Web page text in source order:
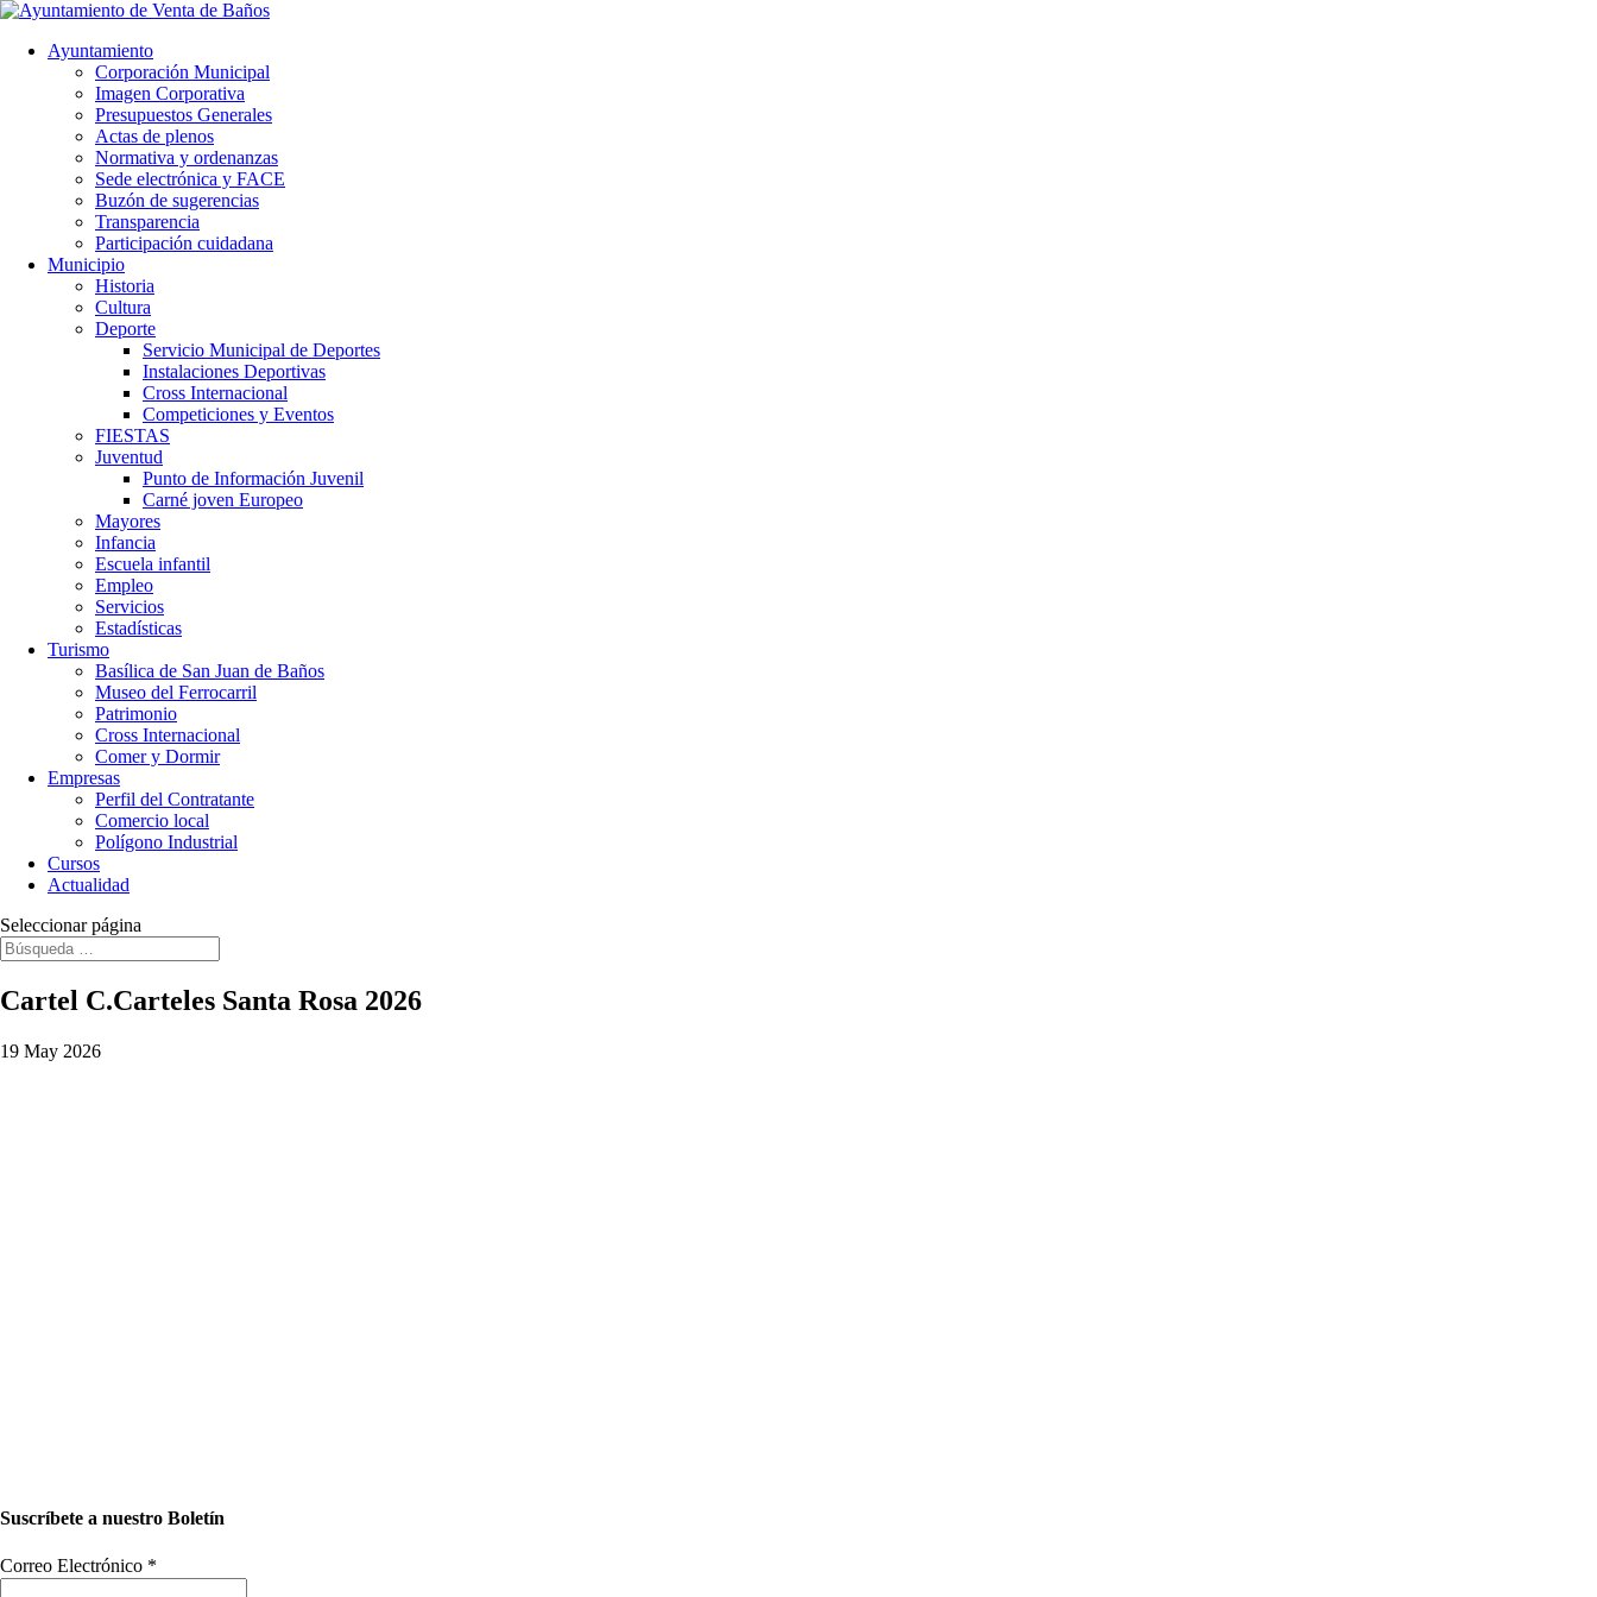
Ayuntamiento
Corporación Municipal
Imagen Corporativa
Presupuestos Generales
Actas de plenos
Normativa y ordenanzas
Sede electrónica y FACE
Buzón de sugerencias
Transparencia
Participación cuidadana
Municipio
Historia
Cultura
Deporte
Servicio Municipal de Deportes
Instalaciones Deportivas
Cross Internacional
Competiciones y Eventos
FIESTAS
Juventud
Punto de Información Juvenil
Carné joven Europeo
Mayores
Infancia
Escuela infantil
Empleo
Servicios
Estadísticas
Turismo
Basílica de San Juan de Baños
Museo del Ferrocarril
Patrimonio
Cross Internacional
Comer y Dormir
Empresas
Perfil del Contratante
Comercio local
Polígono Industrial
Cursos
Actualidad
Seleccionar página
Cartel C.Carteles Santa Rosa 2026
19 May 2026
Suscríbete a nuestro Boletín
Correo Electrónico *